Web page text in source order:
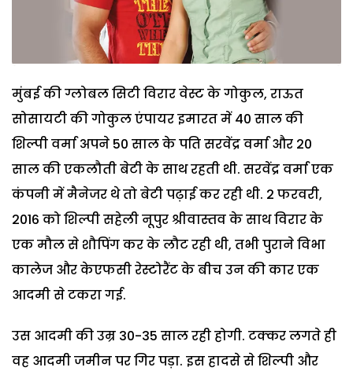
मुंबई की ग्लोबल सिटी विरार वेस्ट के गोकुल, राऊत
सोसायटी की गोकुल एंपायर इमारत में 40 साल की
शिल्पी वर्मा अपने 50 साल के पति सरवेंद्र वर्मा और 20
साल की एकलौती बेटी के साथ रहती थी. सरवेंद्र वर्मा एक
कंपनी में मैनेजर थे तो बेटी पढ़ाई कर रही थी. 2 फरवरी,
2016 को शिल्पी सहेली नूपुर श्रीवास्तव के साथ विरार के
एक मौल से शौपिंग कर के लौट रही थी, तभी पुराने विभा
कालेज और केएफसी रेस्टोरैंट के बीच उन की कार एक
आदमी से टकरा गई.
उस आदमी की उम्र 30-35 साल रही होगी. टक्कर लगते ही
वह आदमी जमीन पर गिर पड़ा. इस हादसे से शिल्पी और